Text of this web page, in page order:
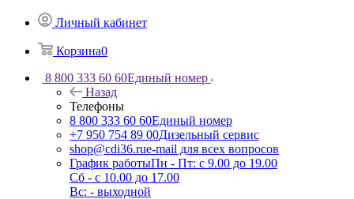
Личный кабинет
Корзина0
8 800 333 60 60Единый номер
Назад
Телефоны
8 800 333 60 60Единый номер
+7 950 754 89 00Дизельный сервис
shop@cdi36.rue-mail для всех вопросов
График работыПн - Пт: с 9.00 до 19.00
Сб - с 10.00 до 17.00
Вс: - выходной